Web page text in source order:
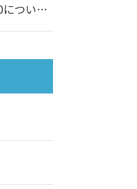
BOSS（ボス）のDD-200について【エフェクター】